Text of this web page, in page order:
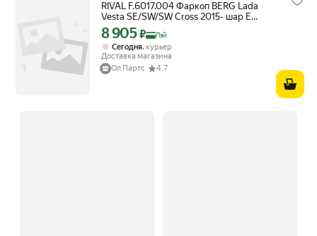
RIVAL F.6017.004 Фаркоп BERG Lada
Vesta SE/SW/SW Cross 2015- шар Е
900/75 кг
Цена с картой Яндекс Пэй 8905 ₽ вместо
8 905₽ Пэй
Сегодня, курьер
Доставка магазина
Ол Партс
4.7